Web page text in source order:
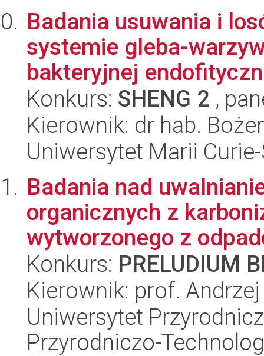
Badania usuwania i
systemie gleba-
bakteryjnej
Konkurs: SHENG 2 ,
Kierownik: dr hab.
Uniwersytet Marii
Badania nad
organicznych z
wytworzonego z
Konkurs: PRELUDIUM
Kierownik: prof. Andrzej
Uniwersytet
Przyrodniczo-